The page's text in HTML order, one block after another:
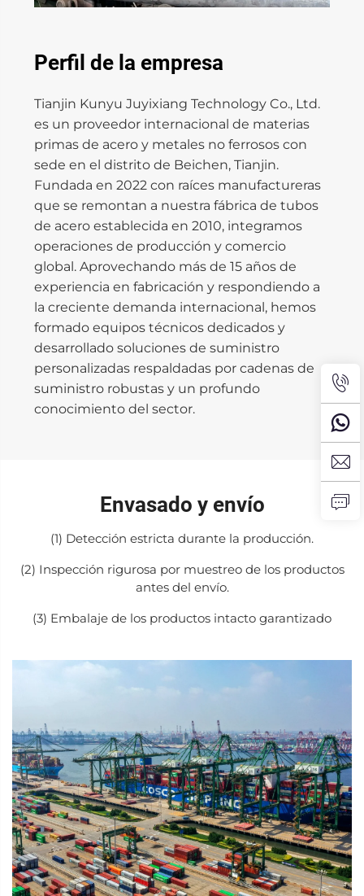
Perfil de la empresa
Tianjin Kunyu Juyixiang Technology Co., Ltd.
es un proveedor internacional de materias
primas de acero y metales no ferrosos con
sede en el distrito de Beichen, Tianjin.
Fundada en 2022 con raíces manufactureras
que se remontan a nuestra fábrica de tubos
de acero establecida en 2010, integramos
operaciones de producción y comercio
global. Aprovechando más de 15 años de
experiencia en fabricación y respondiendo a
la creciente demanda internacional, hemos
formado equipos técnicos dedicados y
desarrollado soluciones de suministro
personalizadas respaldadas por cadenas de
suministro robustas y un profundo
conocimiento del sector.
Envasado y envío
(1) Detección estricta durante la producción.
(2) Inspección rigurosa por muestreo de los productos
antes del envío.
(3) Embalaje de los productos intacto garantizado